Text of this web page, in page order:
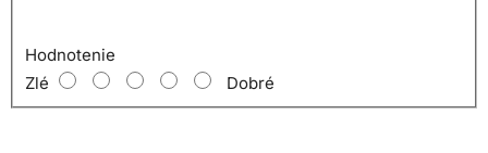
Hodnotenie
Zlé
Dobré